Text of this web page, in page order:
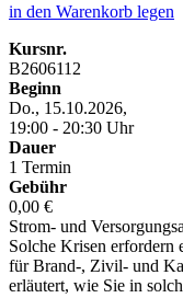
in den Warenkorb legen
Kursnr.
B2606112
Beginn
Do., 15.10.2026,
19:00 - 20:30 Uhr
Dauer
1 Termin
Gebühr
0,00 €
Strom- und
Solche Krisen erfordern
für Brand-, Zivil- und
erläutert, wie Sie in